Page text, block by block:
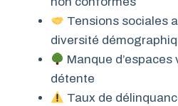
Tensions sociales
diversité
Manque
détente
Taux de